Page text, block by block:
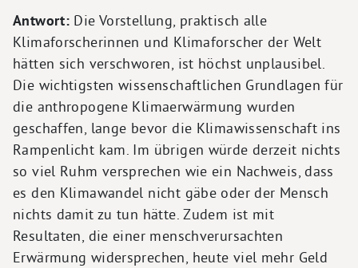
Antwort: Die Vorstellung, praktisch alle
Klimaforscherinnen und Klimaforscher der Welt
hätten sich verschworen, ist höchst unplausibel.
Die wichtigsten wissenschaftlichen Grundlagen für
die anthropogene Klimaerwärmung wurden
geschaffen, lange bevor die Klimawissenschaft ins
Rampenlicht kam. Im übrigen würde derzeit nichts
so viel Ruhm versprechen wie ein Nachweis, dass
es den Klimawandel nicht gäbe oder der Mensch
nichts damit zu tun hätte. Zudem ist mit
Resultaten, die einer menschverursachten
Erwärmung widersprechen, heute viel mehr Geld